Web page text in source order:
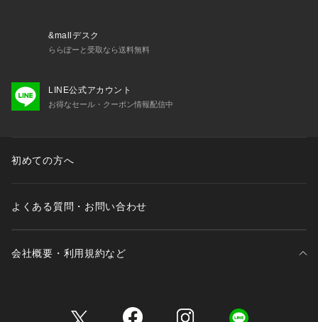
&mallデスク
ららぽーと受取なら送料無料
LINE公式アカウント
お得なセール・クーポン情報配信中
初めての方へ
よくある質問・お問い合わせ
会社概要・利用規約など